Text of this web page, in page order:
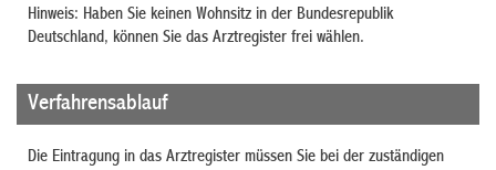
Hinweis: Haben Sie keinen Wohnsitz in der Bundesrepublik
Deutschland, können Sie das Arztregister frei wählen.
Verfahrensablauf
Die Eintragung in das Arztregister müssen Sie bei der zuständigen